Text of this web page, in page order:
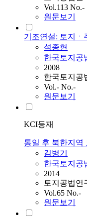
Vol.113 No.-
원문보기
기조연설: 토지ㆍ
석종현
한국토지공
2008
한국토지공
Vol.- No.-
원문보기
KCI등재
통일 후 북한지역
김병기
한국토지공
2014
토지공법연
Vol.65 No.-
원문보기